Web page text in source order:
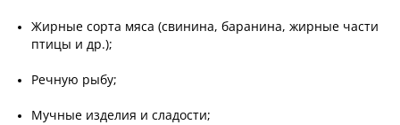
Жирные сорта мяса (свинина, баранина, жирные части
птицы и др.);
Речную рыбу;
Мучные изделия и сладости;